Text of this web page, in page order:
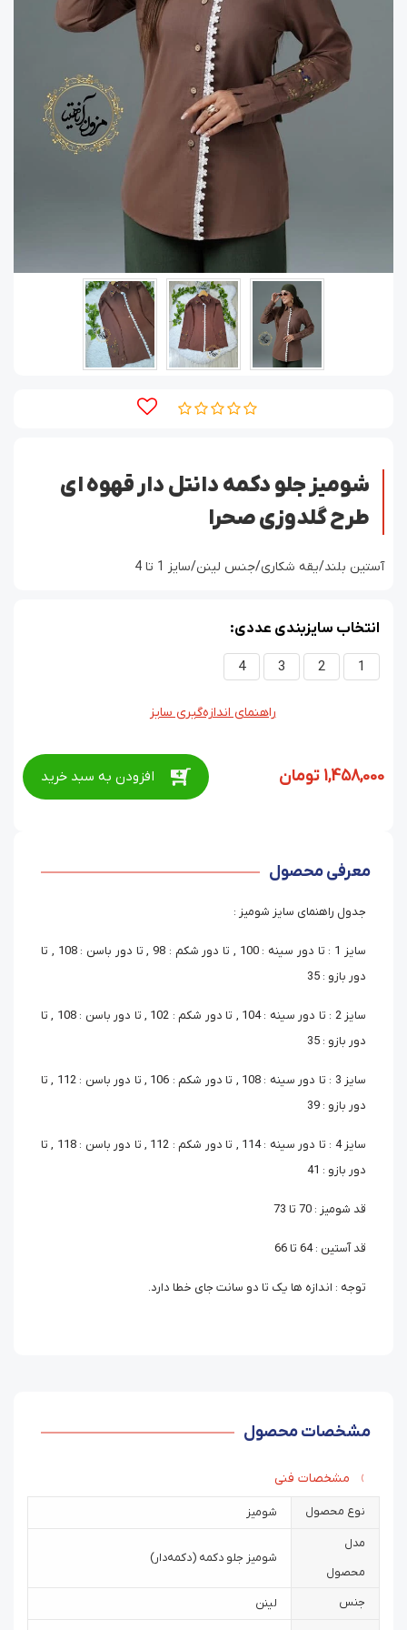
شومیز جلو دکمه دانتل دار قهوه ای
طرح گلدوزی صحرا
آستین بلند/یقه شکاری/جنس لینن/سایز 1 تا 4
انتخاب سایزبندی عددی:
1
2
3
4
راهنمای اندازه‌گیری سایز
1,458,000 تومان افزودن به سبد خرید
معرفی محصول
جدول راهنمای سایز شومیز :
سایز 1 : تا دور سینه : 100 , تا دور شکم : 98 , تا دور باسن : 108 , تا
دور بازو : 35
سایز 2 : تا دور سینه : 104 , تا دور شکم : 102 , تا دور باسن : 108 , تا
دور بازو : 35
سایز 3 : تا دور سینه : 108 , تا دور شکم : 106 , تا دور باسن : 112 , تا
دور بازو : 39
سایز 4 : تا دور سینه : 114 , تا دور شکم : 112 , تا دور باسن : 118 , تا
دور بازو : 41
قد شومیز : 70 تا 73
قد آستین : 64 تا 66
توجه : اندازه ها یک تا دو سانت جای خطا دارد.
مشخصات محصول
مشخصات فنی
نوع محصول شومیز
مدل
محصول
شومیز جلو دکمه (دکمه‌دار)
جنس لینن